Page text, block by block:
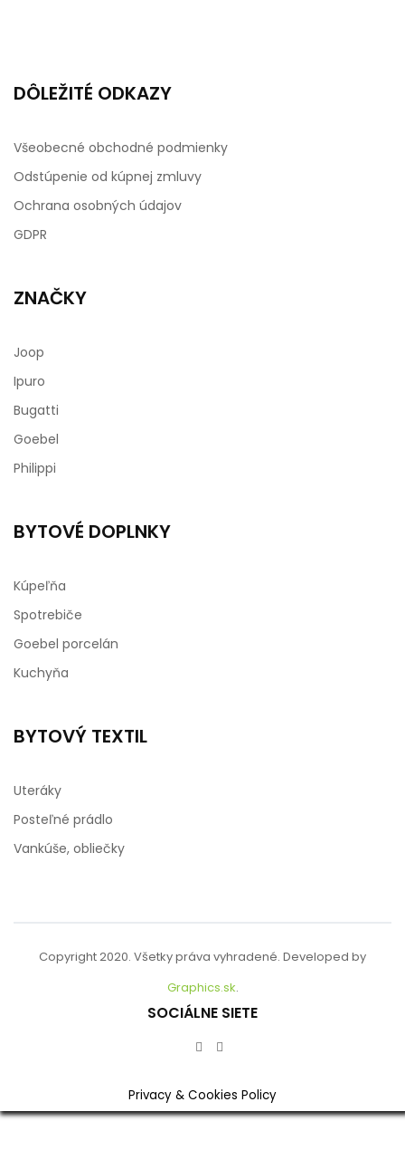
DÔLEŽITÉ ODKAZY
Všeobecné obchodné podmienky
Odstúpenie od kúpnej zmluvy
Ochrana osobných údajov
GDPR
ZNAČKY
Joop
Ipuro
Bugatti
Goebel
Philippi
BYTOVÉ DOPLNKY
Kúpeľňa
Spotrebiče
Goebel porcelán
Kuchyňa
BYTOVÝ TEXTIL
Uteráky
Posteľné prádlo
Vankúše, obliečky
Copyright 2020. Všetky práva vyhradené. Developed by
Graphics.sk.
SOCIÁLNE SIETE
Privacy & Cookies Policy